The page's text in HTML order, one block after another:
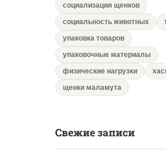
социализация щенков
социальность животных
упаковка товаров
упаковочные материалы
физические нагрузки
щенки маламута
Свежие записи